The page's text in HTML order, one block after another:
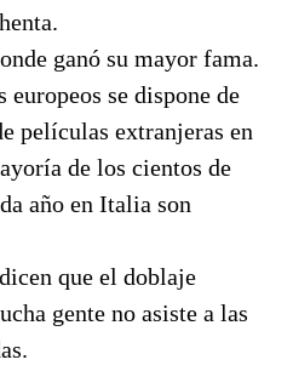
ganó su mayor fama.
se dispone de
películas extranjeras en
de los cientos de
año en Italia son
que el doblaje
gente no asiste a las